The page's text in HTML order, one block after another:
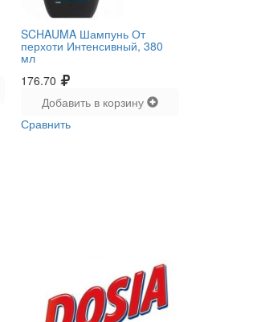
SCHAUMA Шампунь От
перхоти Интенсивный, 380
мл
176.70
Добавить в корзину
Сравнить